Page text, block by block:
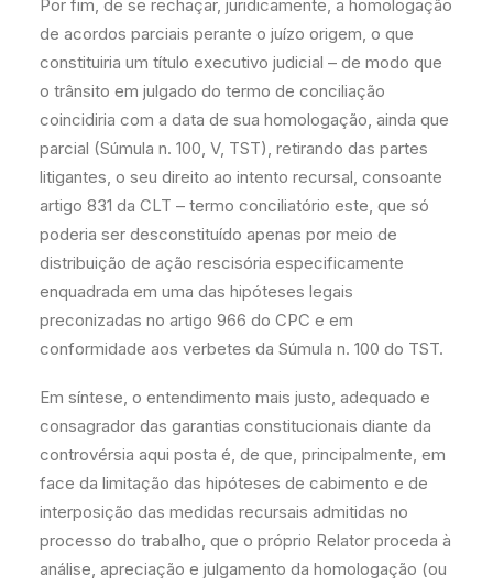
Por fim, de se rechaçar, juridicamente, a homologação
de acordos parciais perante o juízo origem, o que
constituiria um título executivo judicial – de modo que
o trânsito em julgado do termo de conciliação
coincidiria com a data de sua homologação, ainda que
parcial (Súmula n. 100, V, TST), retirando das partes
litigantes, o seu direito ao intento recursal, consoante
artigo 831 da CLT – termo conciliatório este, que só
poderia ser desconstituído apenas por meio de
distribuição de ação rescisória especificamente
enquadrada em uma das hipóteses legais
preconizadas no artigo 966 do CPC e em
conformidade aos verbetes da Súmula n. 100 do TST.
Em síntese, o entendimento mais justo, adequado e
consagrador das garantias constitucionais diante da
controvérsia aqui posta é, de que, principalmente, em
face da limitação das hipóteses de cabimento e de
interposição das medidas recursais admitidas no
processo do trabalho, que o próprio Relator proceda à
análise, apreciação e julgamento da homologação (ou